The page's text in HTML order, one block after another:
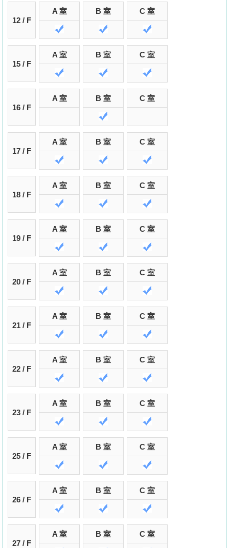
12 / F
A 室 B 室 C 室
15 / F
A 室 B 室 C 室
16 / F
A 室 B 室 C 室
17 / F
A 室 B 室 C 室
18 / F
A 室 B 室 C 室
19 / F
A 室 B 室 C 室
20 / F
A 室 B 室 C 室
21 / F
A 室 B 室 C 室
22 / F
A 室 B 室 C 室
23 / F
A 室 B 室 C 室
25 / F
A 室 B 室 C 室
26 / F
A 室 B 室 C 室
27 / F
A 室 B 室 C 室